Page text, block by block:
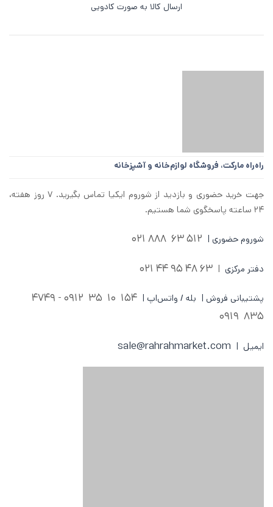
ارسال کالا به صورت کادویی
راه‌راه مارکت، فروشگاه لوازم‌خانه و آشپزخانه
جهت خرید حضوری و بازدید از شوروم ایکیا تماس بگیرید. ۷ روز هفته،
۲۴ ساعته پاسخگوی شما هستیم.
شوروم حضوری | 512 63 888 021
دفتر مرکزی |
63 48 95 44 021
پشتیبانی فروش | بله / واتس‌اپ | 154 10 35
835 0919
ایمیل | sale@rahrahmarket.com